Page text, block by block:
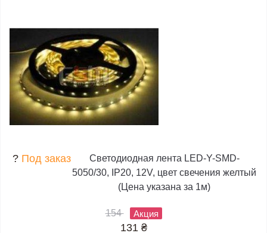
? Под заказ
Светодиодная лента LED-Y-SMD-
5050/30, IP20, 12V, цвет свечения желтый
(Цена указана за 1м)
154 Акция
131 ₴